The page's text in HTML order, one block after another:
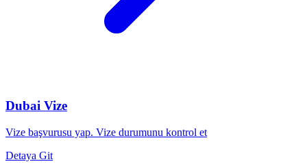
Dubai Vize
Vize başvurusu yap. Vize durumunu kontrol et
Detaya Git